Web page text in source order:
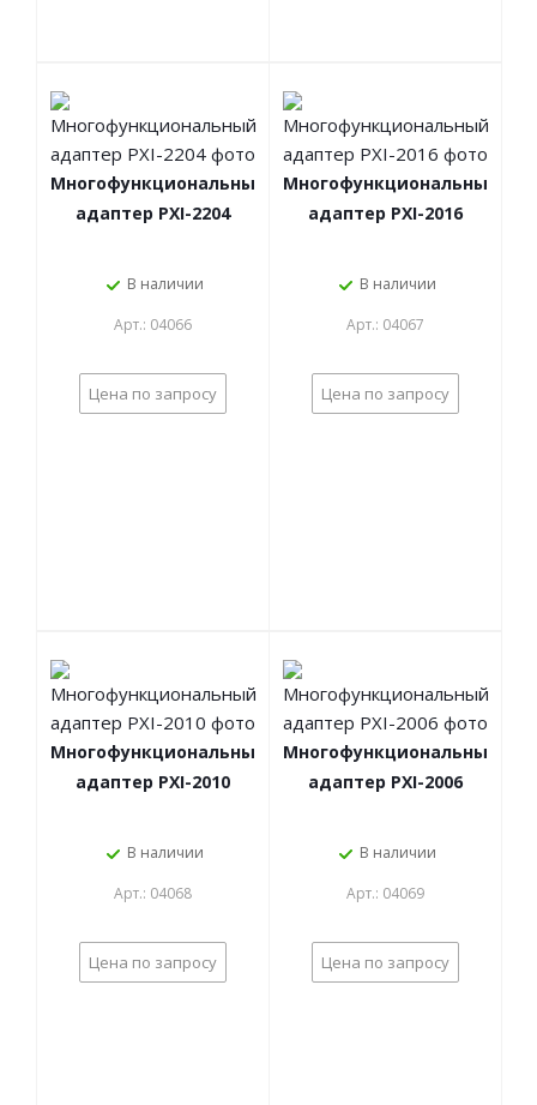
Многофункциональный
адаптер PXI-2204
В наличии
Арт.: 04066
Цена по запросу
Многофункциональный
адаптер PXI-2016
В наличии
Арт.: 04067
Цена по запросу
Многофункциональный
адаптер PXI-2010
В наличии
Арт.: 04068
Цена по запросу
Многофункциональный
адаптер PXI-2006
В наличии
Арт.: 04069
Цена по запросу